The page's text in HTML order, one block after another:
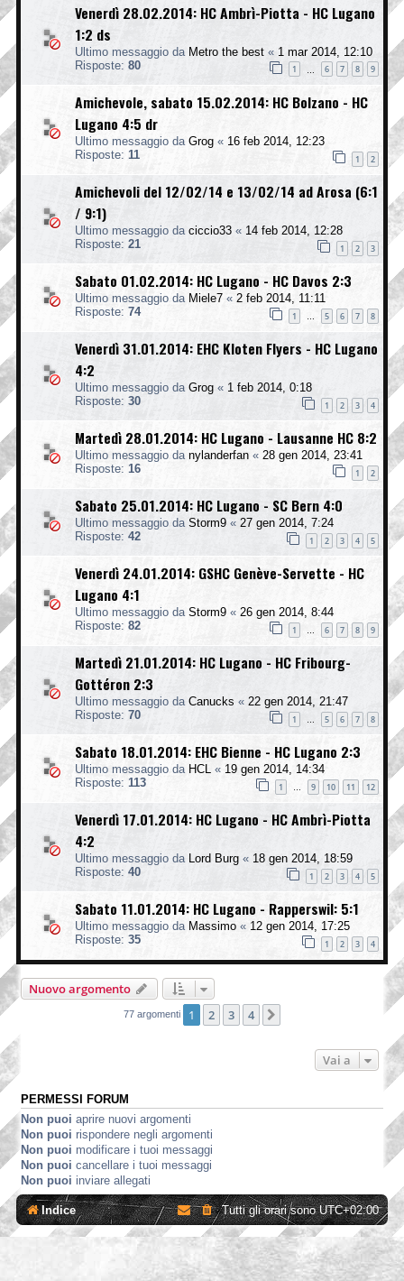
Venerdì 28.02.2014: HC Ambrì-Piotta - HC Lugano
1:2 ds
Ultimo messaggio da Metro the best « 1 mar 2014, 12:10
Risposte: 80 1 6 7 8 9
Amichevole, sabato 15.02.2014: HC Bolzano - HC
Lugano 4:5 dr
Ultimo messaggio da Grog « 16 feb 2014, 12:23
Risposte: 11 1 2
Amichevoli del 12/02/14 e 13/02/14 ad Arosa (6:1
/ 9:1)
Ultimo messaggio da ciccio33 « 14 feb 2014, 12:28
Risposte: 21 1 2 3
Sabato 01.02.2014: HC Lugano - HC Davos 2:3
Ultimo messaggio da Miele7 « 2 feb 2014, 11:11
Risposte: 74 1 … 5 6 7 8
Venerdì 31.01.2014: EHC Kloten Flyers - HC Lugano
4:2
Ultimo messaggio da Grog « 1 feb 2014, 0:18
Risposte: 30 1 2 3 4
Martedì 28.01.2014: HC Lugano - Lausanne HC 8:2
Ultimo messaggio da nylanderfan « 28 gen 2014, 23:41
Risposte: 16 1 2
Sabato 25.01.2014: HC Lugano - SC Bern 4:0
Ultimo messaggio da Storm9 « 27 gen 2014, 7:24
Risposte: 42 1 2 3 4 5
Venerdì 24.01.2014: GSHC Genève-Servette - HC
Lugano 4:1
Ultimo messaggio da Storm9 « 26 gen 2014, 8:44
Risposte: 82 1 … 6 7 8 9
Martedì 21.01.2014: HC Lugano - HC Fribourg-
Gottéron 2:3
Ultimo messaggio da Canucks « 22 gen 2014, 21:47
Risposte: 70 1 … 5 6 7 8
Sabato 18.01.2014: EHC Bienne - HC Lugano 2:3
Ultimo messaggio da HCL « 19 gen 2014, 14:34
Risposte: 113 1 … 9 10 11 12
Venerdì 17.01.2014: HC Lugano - HC Ambrì-Piotta
4:2
Ultimo messaggio da Lord Burg « 18 gen 2014, 18:59
Risposte: 40 1 2 3 4 5
Sabato 11.01.2014: HC Lugano - Rapperswil: 5:1
Ultimo messaggio da Massimo « 12 gen 2014, 17:25
Risposte: 35 1 2 3 4
Nuovo argomento
77 argomenti 1 2 3 4
Vai a
PERMESSI FORUM
Non puoi aprire nuovi argomenti
Non puoi rispondere negli argomenti
Non puoi modificare i tuoi messaggi
Non puoi cancellare i tuoi messaggi
Non puoi inviare allegati
Indice Tutti gli orari sonoUTC+02:00